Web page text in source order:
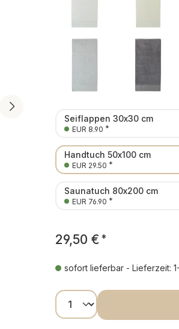
Seiflappen 30x30 cm
EUR 8.90 *
Handtuch 50x100 cm
EUR 29.50 *
Saunatuch 80x200 cm
EUR 76.90 *
29,50 € *
sofort lieferbar - Lieferzeit:
Produkt Anzahl: